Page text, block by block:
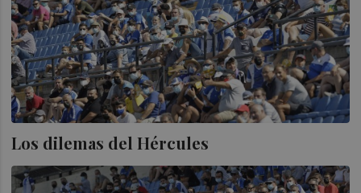
Los dilemas del Hércules